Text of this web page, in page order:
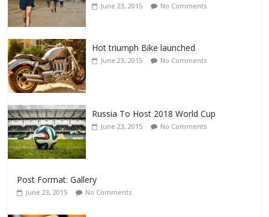
June 23, 2015 No Comments
Hot triumph Bike launched
June 23, 2015 No Comments
Russia To Host 2018 World Cup
June 23, 2015 No Comments
Post Format: Gallery
June 23, 2015 No Comments